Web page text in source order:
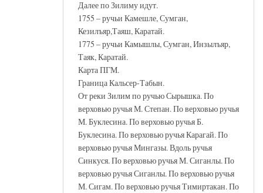
Далее по Зилиму идут.
1755 – ручьи Камешле, Сумган,
Кезилъяр,Таяш, Каратай.
1775 – ручьи Камышлы, Сумган, Инзылъяр,
Таяк, Каратай.
Карта ПГМ.
Граница Кальсер-Табын.
От реки Зилим по ручью Сырышка. По
верховью ручья М. Степан. По верховью ручья
М. Буклесина. По верховью ручья Б.
Буклесина. По верховью ручья Карагай. По
верховью ручья Мингазы. Вдоль ручья
Синкуся. По верховью ручья М. Сиганлы. По
верховью ручья Сиганлы. По верховью ручья
М. Сигам. По верховью ручья Тимиртакан. По